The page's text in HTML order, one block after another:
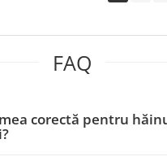
FAQ
corectă pentru